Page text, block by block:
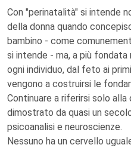
Con "perinatalità" si intende
della donna quando
bambino - come
si intende - ma, a più
ogni individuo, dal feto ai
vengono a costruirsi le
Continuare a riferirsi solo alla
dimostrato da quasi un
psicoanalisi e neuroscienze.
Nessuno ha un cervello